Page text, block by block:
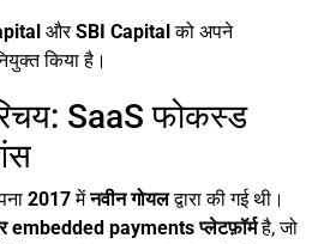
औरSBI Capital को अपने
किया है।
SaaS फोकस्ड
2017मेंनवीन गोयलद्वारा की गई थी।
payments प्लेटफ़ॉर्महै, जो